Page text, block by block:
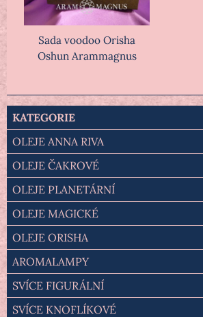
Sada voodoo Orisha
Oshun Arammagnus
KATEGORIE
OLEJE ANNA RIVA
OLEJE ČAKROVÉ
OLEJE PLANETÁRNÍ
OLEJE MAGICKÉ
OLEJE ORISHA
AROMALAMPY
SVÍCE FIGURÁLNÍ
SVÍCE KNOFLÍKOVÉ